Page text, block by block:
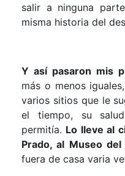
salir a ninguna
misma historia del
Y así pasaron mis
más o menos
varios sitios que le
el tiempo, su
permitía. Lo lleve al
Prado, al Museo del
fuera de casa varia